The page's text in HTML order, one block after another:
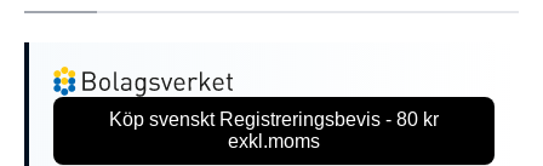
Köp svenskt Registreringsbevis - 80 kr
exkl.moms